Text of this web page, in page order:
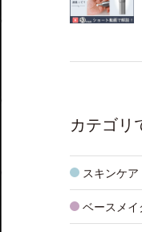
カテゴリ
スキンケア
ベースメイ